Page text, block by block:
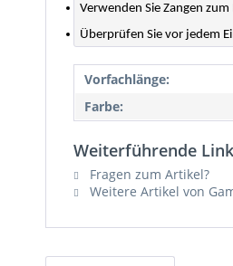
Verwenden Sie Zangen
Überprüfen Sie vor jedem
Vorfachlänge:
Farbe:
Weiterführende
Fragen zum Artikel?
Weitere Artikel von